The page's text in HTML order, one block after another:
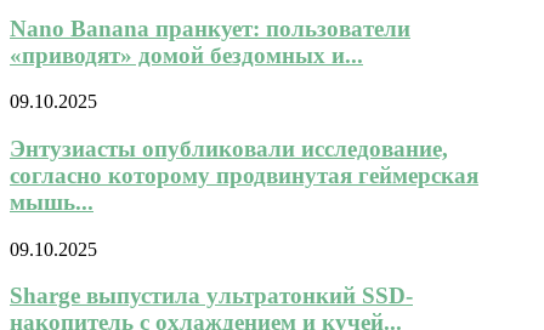
Nano Banana пранкует: пользователи
«приводят» домой бездомных и...
09.10.2025
Энтузиасты опубликовали исследование,
согласно которому продвинутая геймерская
мышь...
09.10.2025
Sharge выпустила ультратонкий SSD-
накопитель с охлаждением и кучей...